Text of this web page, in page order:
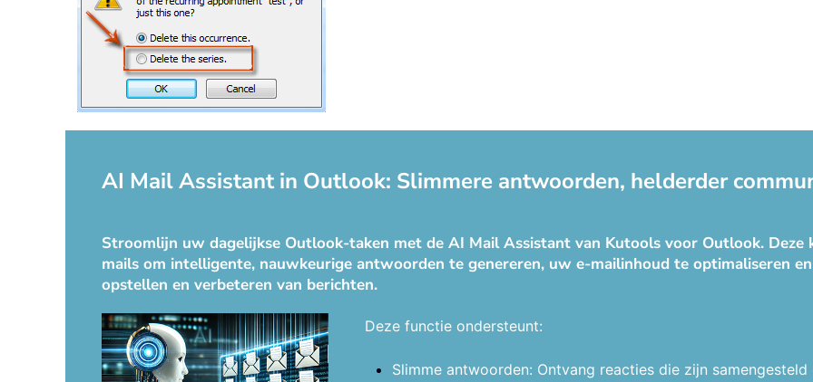
AI Mail Assistant in Outlook: Slimmere antwoorden, helderder
Stroomlijn uw dagelijkse Outlook-taken met de AI Mail Assistant van Kutools voor Outlook.
mails om intelligente, nauwkeurige antwoorden te genereren, uw e-mailinhoud te optimaliseren
opstellen en verbeteren van berichten.
Deze functie ondersteunt:
Slimme antwoorden: Ontvang reacties die zijn